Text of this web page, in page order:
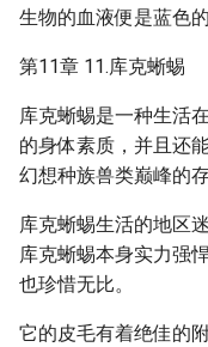
生物的血液便是蓝色的
第11章 11.库克蜥蜴
库克蜥蜴是一种生活
的身体素质，并且还
幻想种族兽类巅峰的存
库克蜥蜴生活的地区
库克蜥蜴本身实力强
也珍惜无比。
它的皮毛有着绝佳的